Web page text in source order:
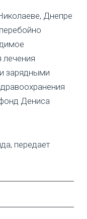
Днепре
лечения
зарядными
Дениса
передает